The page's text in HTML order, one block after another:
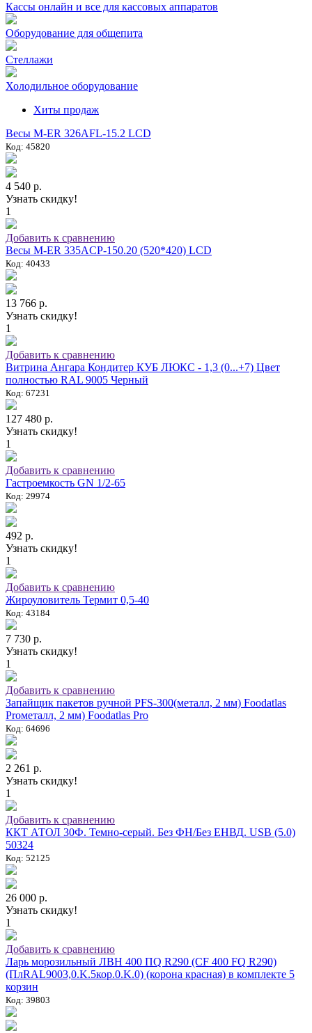
Кассы онлайн и все для кассовых аппаратов
Оборудование для общепита
Стеллажи
Холодильное оборудование
Хиты продаж
Весы M-ER 326AFL-15.2 LCD
Код: 45820
4 540 р.
Узнать скидку!
1
Добавить к сравнению
Весы M-ER 335ACP-150.20 (520*420) LCD
Код: 40433
13 766 р.
Узнать скидку!
1
Добавить к сравнению
Витрина Ангара Кондитер КУБ ЛЮКС - 1,3 (0...+7) Цвет
полностью RAL 9005 Черный
Код: 67231
127 480 р.
Узнать скидку!
1
Добавить к сравнению
Гастроемкость GN 1/2-65
Код: 29974
492 р.
Узнать скидку!
1
Добавить к сравнению
Жироуловитель Термит 0,5-40
Код: 43184
7 730 р.
Узнать скидку!
1
Добавить к сравнению
Запайщик пакетов ручной PFS-300(металл, 2 мм) Foodatlas
Proметалл, 2 мм) Foodatlas Pro
Код: 64696
2 261 р.
Узнать скидку!
1
Добавить к сравнению
ККТ АТОЛ 30Ф. Темно-серый. Без ФН/Без ЕНВД. USB (5.0)
50324
Код: 52125
26 000 р.
Узнать скидку!
1
Добавить к сравнению
Ларь морозильный ЛВН 400 ПQ R290 (СF 400 FQ R290)
(ПлRAL9003,0.K.5кор.0.K.0) (корона красная) в комплекте 5
корзин
Код: 39803